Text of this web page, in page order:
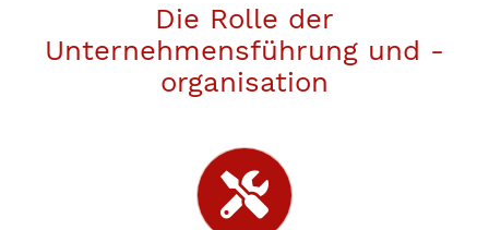
Die Rolle der
Unternehmensführung und -
organisation